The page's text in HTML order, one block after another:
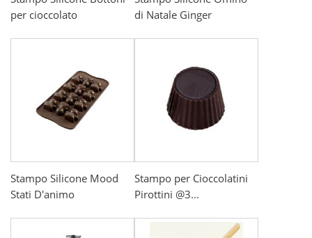
per cioccolato
di Natale Ginger
Stampo Silicone Mood
Stati D'animo
Stampo per Cioccolatini
Pirottini @3...